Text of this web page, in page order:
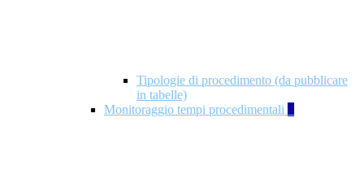
Tipologie di procedimento (da pubblicare
in tabelle)
Monitoraggio tempi procedimentali 4